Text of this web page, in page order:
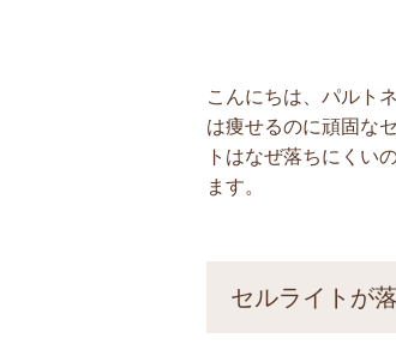
こんにちは、パルト
は痩せるのに頑固な
トはなぜ落ちにくい
ます。
セルライトが